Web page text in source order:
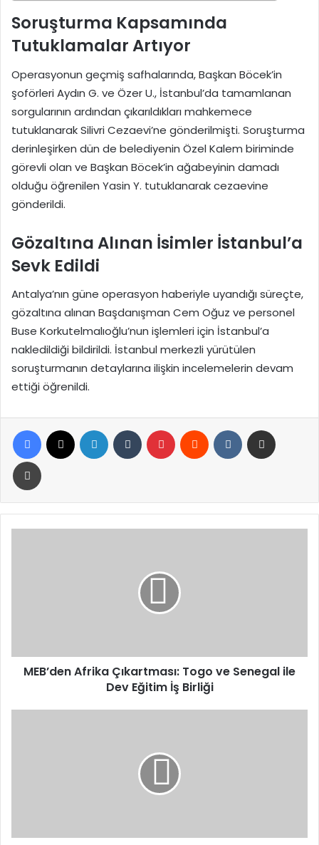
Soruşturma Kapsamında
Tutuklamalar Artıyor
Operasyonun geçmiş safhalarında, Başkan Böcek’in
şoförleri Aydın G. ve Özer U., İstanbul’da tamamlanan
sorgularının ardından çıkarıldıkları mahkemece
tutuklanarak Silivri Cezaevi’ne gönderilmişti. Soruşturma
derinleşirken dün de belediyenin Özel Kalem biriminde
görevli olan ve Başkan Böcek’in ağabeyinin damadı
olduğu öğrenilen Yasin Y. tutuklanarak cezaevine
gönderildi.
Gözaltına Alınan İsimler İstanbul’a
Sevk Edildi
Antalya’nın güne operasyon haberiyle uyandığı süreçte,
gözaltına alınan Başdanışman Cem Oğuz ve personel
Buse Korkutelmalıoğlu’nun işlemleri için İstanbul’a
nakledildiği bildirildi. İstanbul merkezli yürütülen
soruşturmanın detaylarına ilişkin incelemelerin devam
ettiği öğrenildi.
Facebook LinkedIn Tumblr Pinterest Reddit VKontakte
Yazdır
Eğitim
MEB’den Afrika Çıkartması: Togo ve Senegal ile
Dev Eğitim İş Birliği